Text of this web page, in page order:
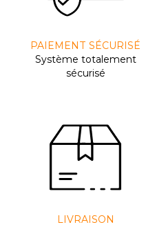
PAIEMENT SÉCURISÉ
Système totalement
sécurisé
LIVRAISON